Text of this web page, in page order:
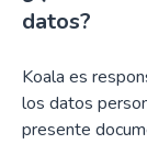
datos?
Koala es
los datos
presente